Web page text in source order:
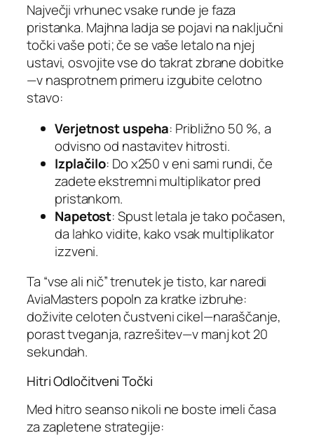
Največji vrhunec vsake runde je faza
pristanka. Majhna ladja se pojavi na naključni
točki vaše poti; če se vaše letalo na njej
ustavi, osvojite vse do takrat zbrane dobitke
—v nasprotnem primeru izgubite celotno
stavo:
Verjetnost uspeha: Približno 50 %, a
odvisno od nastavitev hitrosti.
Izplačilo: Do x250 v eni sami rundi, če
zadete ekstremni multiplikator pred
pristankom.
Napetost: Spust letala je tako počasen,
da lahko vidite, kako vsak multiplikator
izzveni.
Ta “vse ali nič” trenutek je tisto, kar naredi
AviaMasters popoln za kratke izbruhe:
doživite celoten čustveni cikel—naraščanje,
porast tveganja, razrešitev—v manj kot 20
sekundah.
Hitri Odločitveni Točki
Med hitro seanso nikoli ne boste imeli časa
za zapletene strategije: